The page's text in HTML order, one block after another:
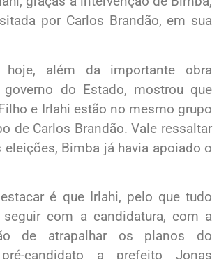
por Carlos Brandão, em sua
além da importante obra
governo do Estado, mostrou que
e Irlahi estão no mesmo grupo
de Carlos Brandão. Vale ressaltar
eleições, Bimba já havia apoiado o
é que Irlahi, pelo que tudo
seguir com a candidatura, com a
de atrapalhar os planos do
candidato a prefeito Jonas